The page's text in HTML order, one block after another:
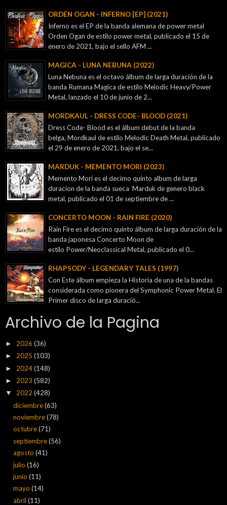
ORDEN OGAN - INFERNO [EP] (2021)
Inferno es el EP de la banda alemana de power metal
Orden Ogan de estilo power metal, publicado el 15 de
enero de 2021, bajo el sello AFM ...
MAGICA - LUNA NEBUNA (2022)
Luna Nebuna es el octavo álbum de larga duración de la
banda Rumana Magica de estilo Melodic Heavy/Power
Metal, lanzado el 10 de junio de 2...
MORDKAUL - DRESS CODE- BLOOD (2021)
Dress Code- Blood es el álbum debut de la banda
belga, Mordkaul de estilo Melodic Death Metal, publicado
el 29 de enero de 2021, bajo el se...
MARDUK - MEMENTO MORI (2023)
Memento Mori es el decimo quinto album de larga
duracion de la banda sueca Marduk de genero black
metal, publicado el 01 de septiembre de ...
CONCERTO MOON - RAIN FIRE (2020)
Rain Fire es el decimo quinto álbum de larga duración de la
banda japonesa Concerto Moon de
estilo Power/Neoclassical Metal, publicado el 0...
RHAPSODY - LEGENDARY TALES (1997)
Con Este álbum empieza la Historia de una de la bandas
considerada como pionera del Symphonic Power Metal. El
Primer disco de larga duració...
Archivo de la Pagina
► 2026 (36)
► 2025 (103)
► 2024(148)
► 2023 (582)
▼ 2022 (428)
diciembre(63)
noviembre(78)
octubre(71)
septiembre(56)
agosto(41)
julio(16)
junio(11)
mayo(14)
abril(11)